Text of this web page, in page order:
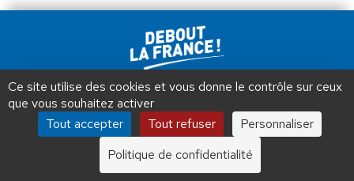
Debout La France © 2026 | Designed by Aryup.com
Tous droits réservés.
Ce site utilise des cookies et vous donne le contrôle sur ceux
que vous souhaitez activer
Tout accepter
Tout refuser
Personnaliser
Politique de confidentialité